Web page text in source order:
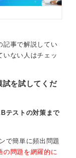
検査では、学
、正直に回答
は、ある程度
して、いわば
結果が出にく
注意して臨ん
検査について
記事で解説してい
いない人はチェッ
試を試してくだ
テストの対策まで
で簡単に頻出問題
の問題を網羅的に